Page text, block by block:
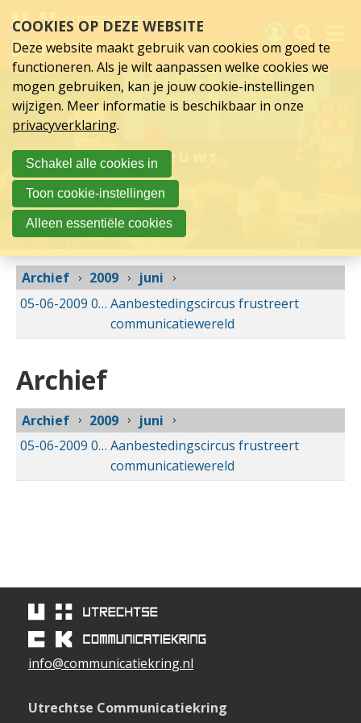
juni
2009
links
over
Spring
hoofd
inhoud
Spring
naar
hoofdnavigatie
Nieuws
Archief 2009
juni
05-06-2009 05-06-2009 00:00
Aanbestedingscircus frustreert
communicatiewereld
Archief
Archief 2009
juni
05-06-2009 05-06-2009 00:00
Aanbestedingscircus frustreert
communicatiewereld
info@communicatiekring.nl
Utrechtse Communicatiekring
Activiteiten
Nieuws
Verslagen
Sluit je aan
Over UCK
COOKIES OP DEZE WEBSITE
Deze website maakt gebruik van cookies om goed te
functioneren. Als je wilt aanpassen welke cookies we
mogen gebruiken, kan je jouw cookie-instellingen
wijzigen. Meer informatie is beschikbaar in onze
privacyverklaring.
Schakel alle cookies in
Toon cookie-instellingen
Alleen essentiële cookies